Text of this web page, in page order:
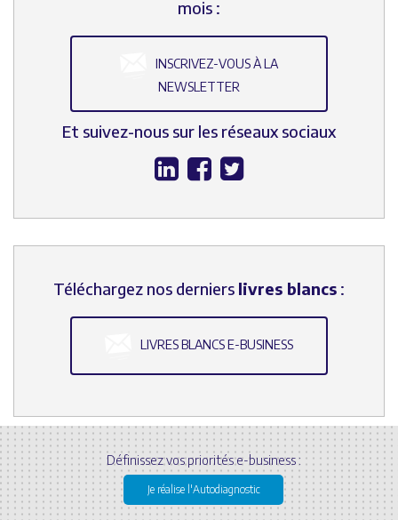
mois :
INSCRIVEZ-VOUS À LA
NEWSLETTER
Et suivez-nous sur les réseaux sociaux
Téléchargez nos derniers livres blancs :
LIVRES BLANCS E-BUSINESS
Définissez vos priorités e-business :
Je réalise l'Autodiagnostic